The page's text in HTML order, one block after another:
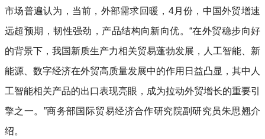
市场普遍认为，当前，外部需求回暖，4月份，中国外贸增速
远超预期，韧性强劲，产品结构向新向优。“在外贸稳步向好
的背景下，我国新质生产力相关贸易蓬勃发展，人工智能、新
能源、数字经济在外贸高质量发展中的作用日益凸显，其中人
工智能相关产品的出口表现亮眼，成为拉动外贸增长的重要引
擎之一。”商务部国际贸易经济合作研究院副研究员朱思翘介
绍。